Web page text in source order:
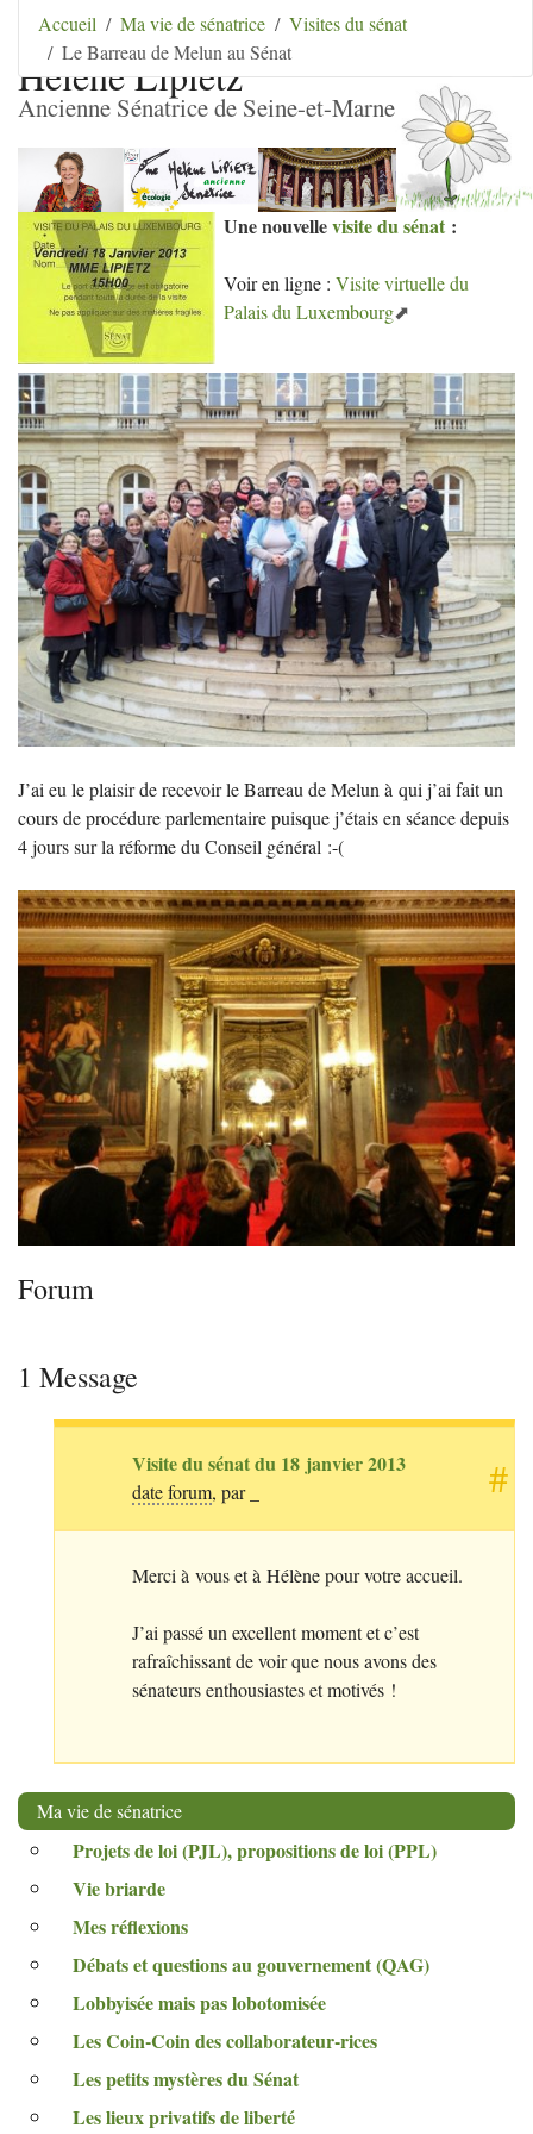
Aller au contenu Aller au menu
Aller au menu
secondaire
Aller à la recherche
Hélène Lipietz
Ancienne Sénatrice de Seine-et-Marne
Accueil Ma vie de sénatrice
Visites du sénat
Le Barreau de Melun au Sénat
Une nouvellevisite du sénat :
Voir en ligne :Visite virtuelle du
Palais du Luxembourg
J’ai eu le plaisir de recevoir le Barreau de Melun à qui j’ai fait un
cours de procédure parlementaire puisque j’étais en séance depuis
4 jours sur la réforme du Conseil général :-(
Forum
1 Message
#
Visite du sénat du 18 janvier 2013
date forum, par
Merci à vous et à Hélène pour votre accueil.
J’ai passé un excellent moment et c’est
rafraîchissant de voir que nous avons des
sénateurs enthousiastes et motivés !
Ma vie de sénatrice
Projets de loi (PJL), propositions de loi (PPL)
Vie briarde
Mes réflexions
Débats et questions au gouvernement (QAG)
Lobbyisée mais pas lobotomisée
Les Coin-Coin des collaborateur-rices
Les petits mystères du Sénat
Les lieux privatifs de liberté